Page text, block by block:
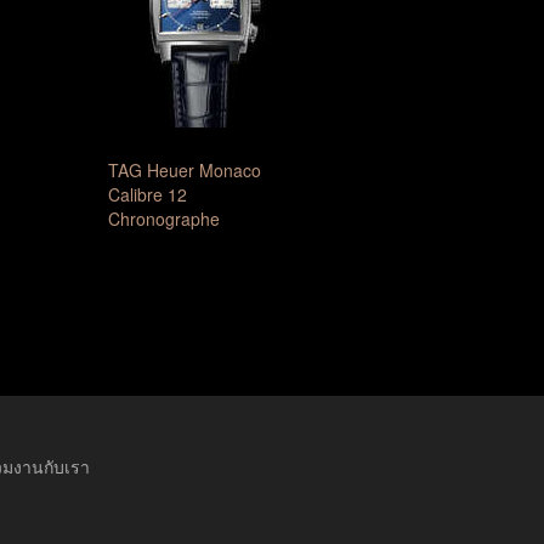
TAG Heuer Monaco
Calibre 12
Chronographe
งานกับเรา